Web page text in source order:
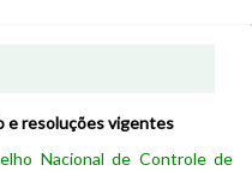
e resoluções vigentes
Nacional de Controle de